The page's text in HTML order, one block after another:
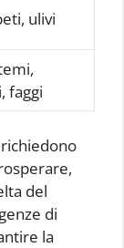
ulivi
faggi
del
di
la